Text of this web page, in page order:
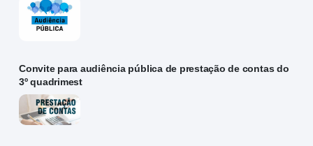
Convite para audiência pública de prestação de contas do
3º quadrimest